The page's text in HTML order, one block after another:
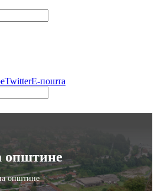
TwitterЕ-пошта
општине
општине